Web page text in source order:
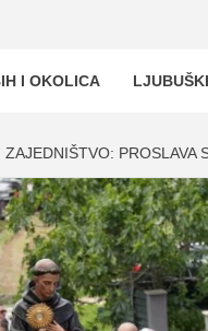
I OKOLICA
PROSLAVA